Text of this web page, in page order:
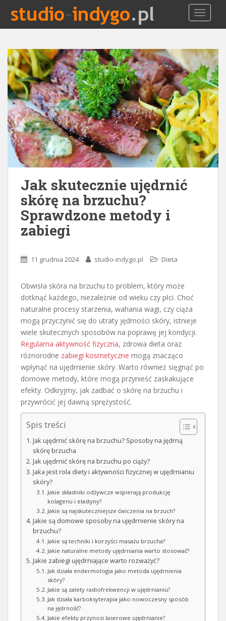
i
Jak skutecznie ujędrnić
skórę na brzuchu?
Sprawdzone metody i
zabiegi
11 grudnia 2024 studio-indygo.pl Dieta
Obwisła skóra na brzuchu to problem, który może
dotknąć każdego, niezależnie od wieku czy płci. Choć
naturalne procesy starzenia, wahania wagi, czy ciąża
mogą przyczynić się do utraty jędrności skóry, istnieje
wiele skutecznych sposobów na poprawę jej kondycji.
Regularna aktywność fizyczna, zdrowa dieta oraz
różnorodne zabiegi kosmetyczne mogą znacząco
wpłynąć na ujędrnienie skóry. Warto również sięgnąć po
domowe metody, które mogą przynieść zaskakujące
efekty. Odkryjmy, jak zadbać o skórę na brzuchu i
przywrócić jej dawną sprężystość.
Spis treści
Jak ujędrnić skórę na brzuchu? Sposoby na jędrną
skórę brzucha
Jak ujędrnić skórę na brzuchu po ciąży?
Jaka jest rola diety i aktywności fizycznej w ujędrnianiu
skóry?
Jakie składniki odżywcze wspierają produkcję
kolagenu i elastyny?
Jakie są najskuteczniejsze ćwiczenia na brzuch?
Jakie są domowe sposoby na ujędrnienie skóry na
brzuchu?
Jakie są techniki i korzyści masażu brzucha?
Jakie naturalne metody ujędrniania warto stosować?
Jakie zabiegi ujędrniające warto rozważyć?
Jak działa endermologia jako metoda ujędrnienia
skóry?
Jakie są zalety radiofrekwencji w ujędrnianiu?
Jak działa karboksyterapia jako nowoczesny sposób
na jędrność?
Jakie efekty przynosi laserowe ujędrnianie?